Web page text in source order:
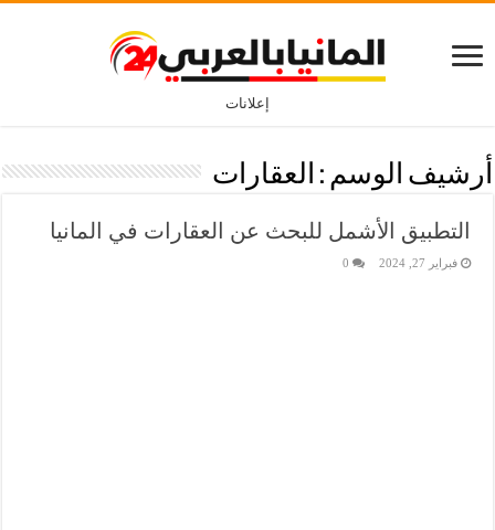
إعلانات
أرشيف الوسم : العقارات
التطبيق الأشمل للبحث عن العقارات في المانيا
فبراير 27, 2024 0